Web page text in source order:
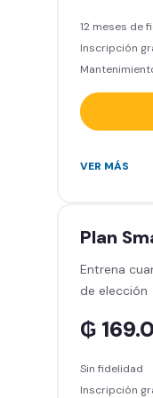
12 meses de
Inscripción
Área de
sedes
Smart
en la
donde
Acceso
VER MÁS
Plan
Entrena
de elección
₲
Sin fidelidad
Inscripción